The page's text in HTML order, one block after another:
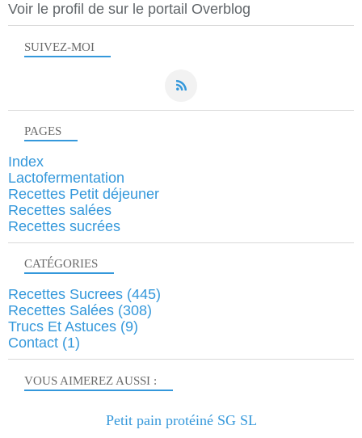
SUIVEZ-MOI
Voir le profil de sur le portail Overblog
VOUS AIMEREZ AUSSI :
Petit pain protéiné SG SL
PAGES
Index
Lactofermentation
Recettes Petit déjeuner
Recettes salées
Recettes sucrées
CATÉGORIES
Recettes Sucrees (445)
Recettes Salées (308)
Trucs Et Astuces (9)
Contact (1)